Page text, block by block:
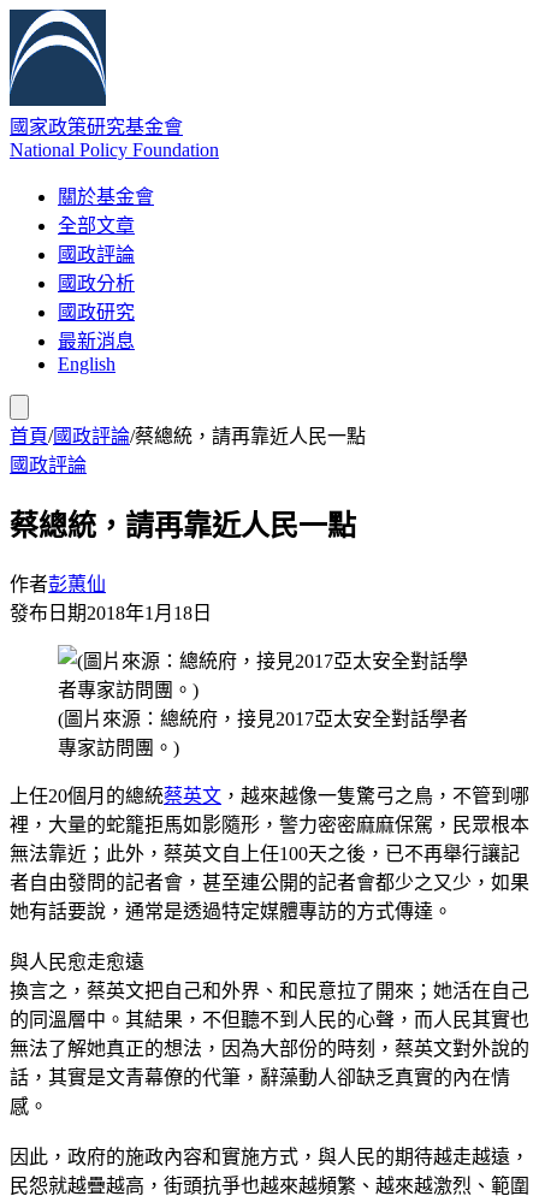
國家政策研究基金會
National Policy Foundation
關於基金會
全部文章
國政評論
國政分析
國政研究
最新消息
English
首頁/國政評論/蔡總統，請再靠近人民一點
國政評論
蔡總統，請再靠近人民一點
作者彭蕙仙
發布日期2018年1月18日
(圖片來源：總統府，接見2017亞太安全對話學者
專家訪問團。)
上任20個月的總統蔡英文 ，越來越像一隻驚弓之鳥，不管到哪
裡，大量的蛇籠拒馬如影隨形，警力密密麻麻保駕，民眾根本
無法靠近；此外，蔡英文自上任100天之後，已不再舉行讓記
者自由發問的記者會，甚至連公開的記者會都少之又少，如果
她有話要說，通常是透過特定媒體專訪的方式傳達。
與人民愈走愈遠
換言之，蔡英文把自己和外界、和民意拉了開來；她活在自己
的同溫層中。其結果，不但聽不到人民的心聲，而人民其實也
無法了解她真正的想法，因為大部份的時刻，蔡英文對外說的
話，其實是文青幕僚的代筆，辭藻動人卻缺乏真實的內在情
感。
因此，政府的施政內容和實施方式，與人民的期待越走越遠，
民怨就越疊越高，街頭抗爭也越來越頻繁、越來越激烈、範圍